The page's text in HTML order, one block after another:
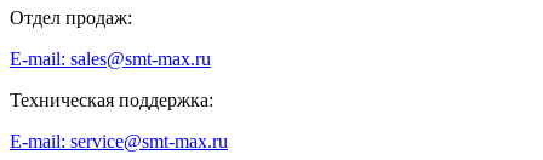
Отдел продаж:
E-mail: sales@smt-max.ru
Техническая поддержка:
E-mail: service@smt-max.ru